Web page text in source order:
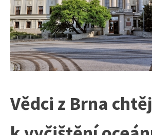
Vědci z Brna